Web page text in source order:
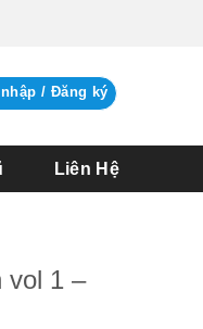
/ Đăng ký
Liên Hệ
vol 1 –